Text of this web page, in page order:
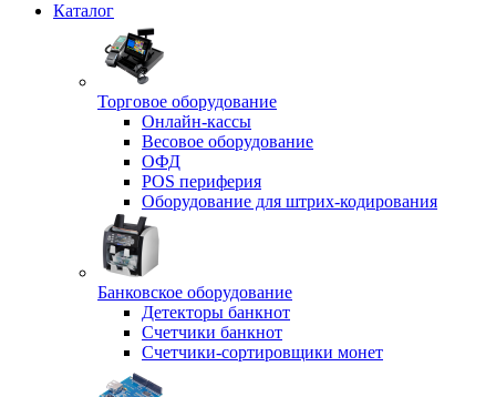
Каталог
Торговое оборудование
Онлайн-кассы
Весовое оборудование
ОФД
POS периферия
Оборудование для штрих-кодирования
Банковское оборудование
Детекторы банкнот
Счетчики банкнот
Счетчики-сортировщики монет